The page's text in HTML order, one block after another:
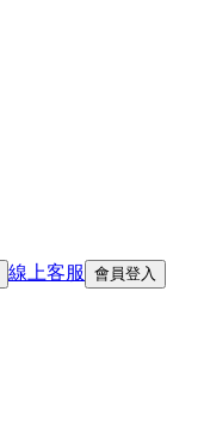
線上客服 會員登入